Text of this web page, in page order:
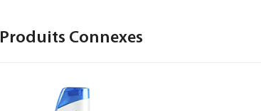
Produits Connexes